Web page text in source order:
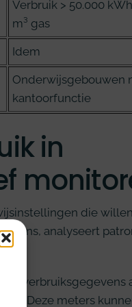
Verbruik > 50.000
m³ gas
Idem
Onderwijsgebouwen
kantoorfunctie
in
die willen
analyseert
dat verbruiksgegevens
Deze meters